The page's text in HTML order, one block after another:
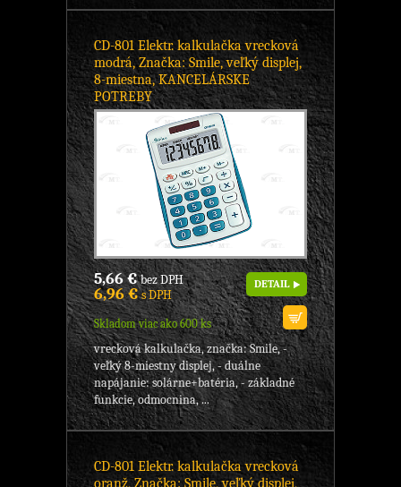
CD-801 Elektr. kalkulačka vrecková
modrá, Značka: Smile, veľký displej,
8-miestna, KANCELÁRSKE
POTREBY
5,66 €bez DPH
6,96 €s DPH
Skladom viac ako 600 ks
DETAIL
vrecková kalkulačka, značka: Smile, -
veľký 8-miestny displej, - duálne
napájanie: solárne+batéria, - základné
funkcie, odmocnina, ...
CD-801 Elektr. kalkulačka vrecková
oranž, Značka: Smile, veľký displej,